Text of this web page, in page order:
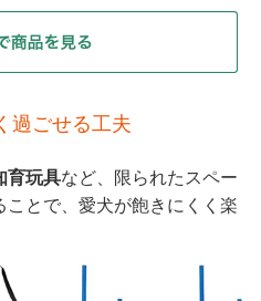
過ごせる工夫
育玩具など、限られたスペー
とで、愛犬が飽きにくく楽